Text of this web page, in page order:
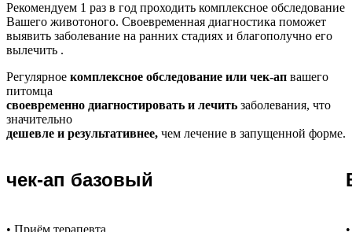
Рекомендуем 1 раз в год проходить комплексное обследование
Вашего животоного. Своевременная диагностика поможет
выявить заболевание на ранних стадиях и благополучно его
вылечить .
Регулярное комплексное обследование или чек-ап вашего
питомца
своевременно диагностировать и лечить заболевания, что
значительно
дешевле и результативнее, чем лечение в запущенной форме.
чек-ап базовый